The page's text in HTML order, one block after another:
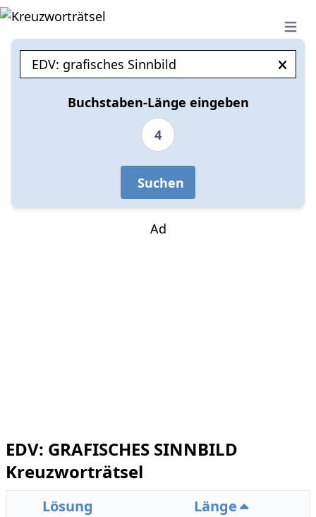
Open
Buchstaben-Länge eingeben
4
Suchen
Ad
EDV: GRAFISCHES SINNBILD
Kreuzworträtsel
Lösung Länge